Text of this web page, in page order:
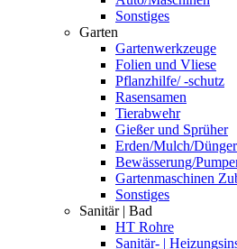
Sonstiges
Garten
Gartenwerkzeuge
Folien und Vliese
Pflanzhilfe/ -schutz
Rasensamen
Tierabwehr
Gießer und Sprüher
Erden/Mulch/Dünger
Bewässerung/
Gartenmaschinen
Sonstiges
Sanitär | Bad
HT Rohre
Sanitär- |